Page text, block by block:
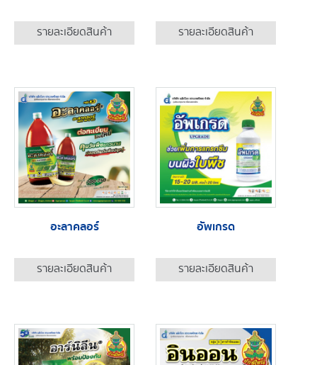
รายละเอียดสินค้า รายละเอียดสินค้า
อะลาคลอร์
รายละเอียดสินค้า
อัพเกรด
รายละเอียดสินค้า